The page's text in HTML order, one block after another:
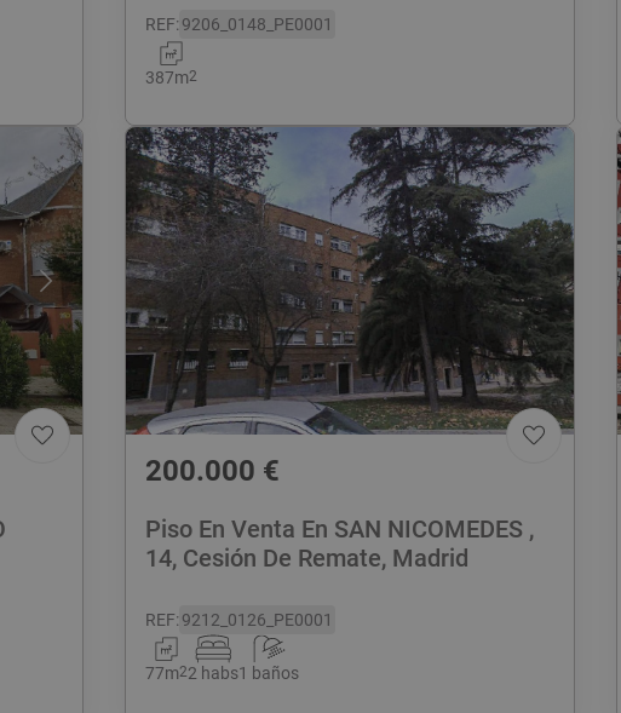
REF:9206_0148_PE0001
387m2
200.000 €
Piso En Venta En SAN NICOMEDES ,
14, Cesión De Remate, Madrid
REF:9212_0126_PE0001
77m22 habs1 baños